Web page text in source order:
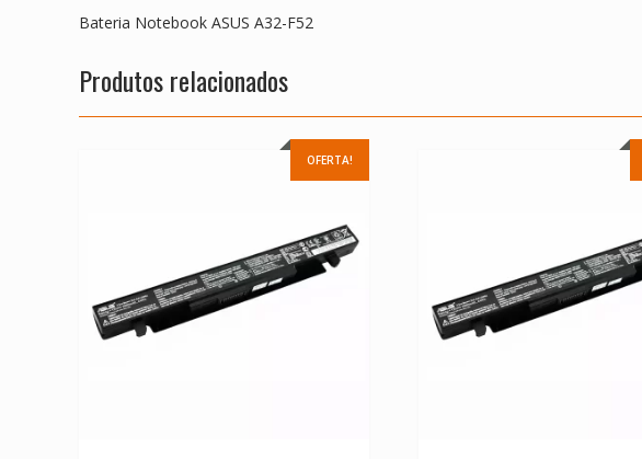
Bateria Notebook ASUS A32-F52
Produtos relacionados
OFERTA!